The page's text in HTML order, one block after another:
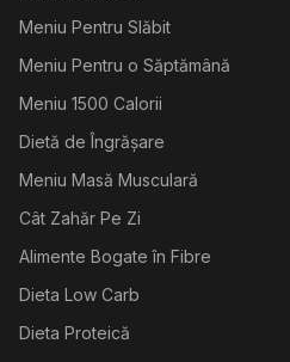
Meniu Pentru Slăbit
Meniu Pentru o Săptămână
Meniu 1500 Calorii
Dietă de Îngrășare
Meniu Masă Musculară
Cât Zahăr Pe Zi
Alimente Bogate în Fibre
Dieta Low Carb
Dieta Proteică